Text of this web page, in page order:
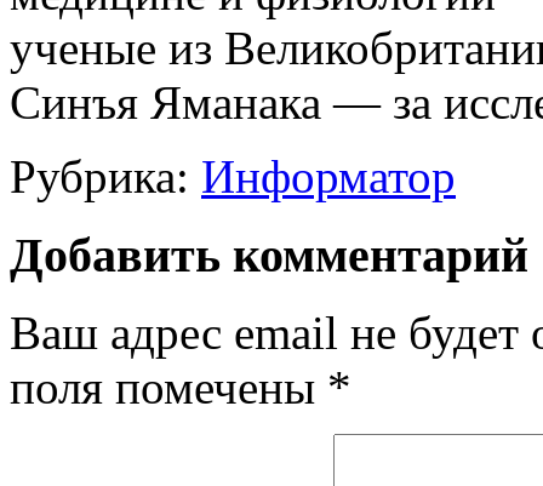
ученые из
Синъя Яманака — за
Рубрика: Информатор
Добавить комментарий
Ваш адрес email не будет
поля помечены *